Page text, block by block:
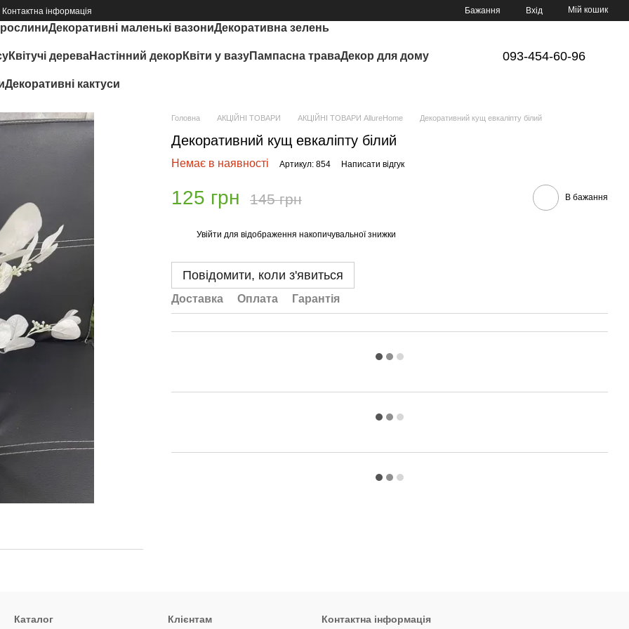
Контактна інформація Бажання Вхід Мій кошик
Декоративні маленькі вазониДекоративна зелень
Квітучі дереваНастінний декор Квіти у вазуПампасна траваДекор для дому
Декоративні кактуси
093-454-60-96
Головна АКЦІЙНІ ТОВАРИ АКЦІЙНІ ТОВАРИ AllureHome Декоративний кущ евкаліпту білий
Декоративний кущ евкаліпту білий
Немає в наявності Артикул: 854 Написати відгук
125 грн 145 грн В бажання
Увійти для відображення накопичувальної знижки
Повідомити, коли з'явиться
Доставка Оплата Гарантія
Каталог Клієнтам Контактна інформація